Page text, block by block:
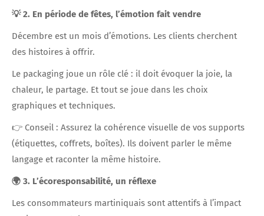
💡 2. En période de fêtes, l’émotion fait vendre
Décembre est un mois d’émotions. Les clients cherchent
des histoires à offrir.
Le packaging joue un rôle clé : il doit évoquer la joie, la
chaleur, le partage. Et tout se joue dans les choix
graphiques et techniques.
👉 Conseil : Assurez la cohérence visuelle de vos supports
(étiquettes, coffrets, boîtes). Ils doivent parler le même
langage et raconter la même histoire.
🌍 3. L’écoresponsabilité, un réflexe
Les consommateurs martiniquais sont attentifs à l’impact